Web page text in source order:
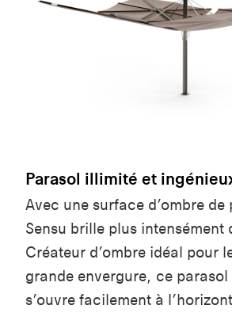
Parasol illimité et
Avec une surface d’ombre de
Sensu brille plus intensément
Créateur d’ombre idéal pour
grande envergure, ce
s’ouvre facilement à